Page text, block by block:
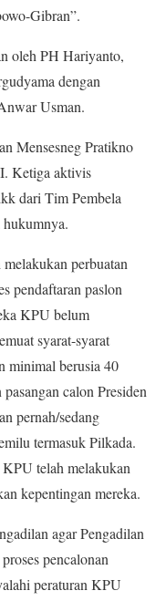
Gibran”.
oleh PH Hariyanto,
dengan
Usman.
Mensesneg Pratikno
Ketiga aktivis
dari Tim Pembela
perbuatan
pendaftaran paslon
KPU belum
syarat-syarat
minimal berusia 40
calon Presiden
pernah/sedang
termasuk Pilkada.
telah melakukan
kepentingan mereka.
agar Pengadilan
pencalonan
peraturan KPU